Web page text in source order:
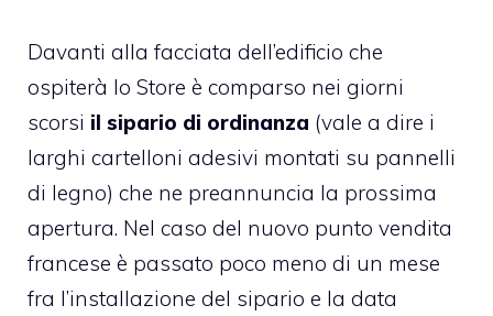
Davanti alla facciata dell’edificio che
ospiterà lo Store è comparso nei giorni
scorsi il sipario di ordinanza (vale a dire i
larghi cartelloni adesivi montati su pannelli
di legno) che ne preannuncia la prossima
apertura. Nel caso del nuovo punto vendita
francese è passato poco meno di un mese
fra l’installazione del sipario e la data